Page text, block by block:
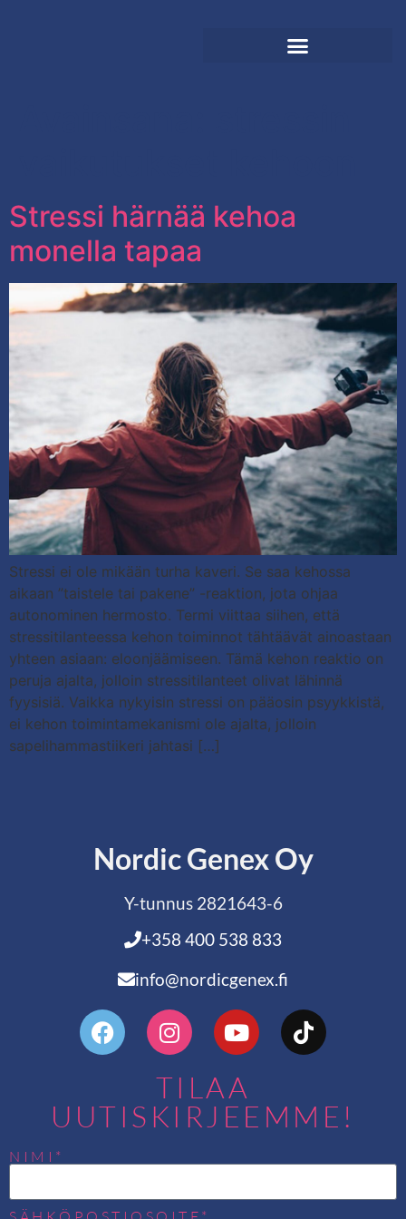
Stressi härnää kehoa
monella tapaa
Stressi ei ole mikään turha kaveri. Se saa kehossa
aikaan ”taistele tai pakene” -reaktion, jota ohjaa
autonominen hermosto. Termi viittaa siihen, että
stressitilanteessa kehon toiminnot tähtäävät ainoastaan
yhteen asiaan: eloonjäämiseen. Tämä kehon reaktio on
peruja ajalta, jolloin stressitilanteet olivat lähinnä
fyysisiä. Vaikka nykyisin stressi on pääosin psyykkistä,
ei kehon toimintamekanismi ole ajalta, jolloin
sapelihammastiikeri jahtasi […]
Nordic Genex Oy
Y-tunnus 2821643-6
+358 400 538 833
info@nordicgenex.fi
TILAA
UUTISKIRJEEMME!
NIMI*